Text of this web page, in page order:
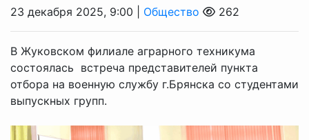
23 декабря 2025, 9:00 | Общество 262
В Жуковском филиале аграрного техникума
состоялась встреча представителей пункта
отбора на военную службу г.Брянска со студентами
выпускных групп.